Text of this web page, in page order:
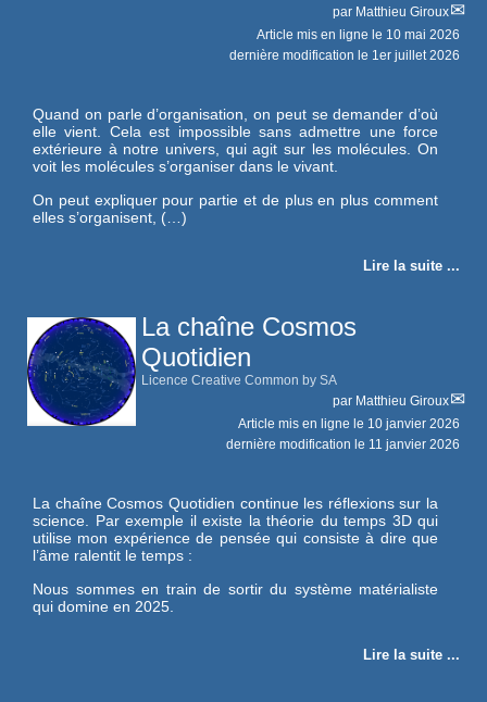
par Matthieu Giroux
Article mis en ligne le 10 mai 2026
dernière modification le 1er juillet 2026
Quand on parle d’organisation, on peut se demander d’où
elle vient. Cela est impossible sans admettre une force
extérieure à notre univers, qui agit sur les molécules. On
voit les molécules s’organiser dans le vivant.
On peut expliquer pour partie et de plus en plus comment
elles s’organisent, (…)
Lire la suite ...
La chaîne Cosmos
Quotidien
Licence Creative Common by SA
par Matthieu Giroux
Article mis en ligne le 10 janvier 2026
dernière modification le 11 janvier 2026
La chaîne Cosmos Quotidien continue les réflexions sur la
science. Par exemple il existe la théorie du temps 3D qui
utilise mon expérience de pensée qui consiste à dire que
l’âme ralentit le temps :
Nous sommes en train de sortir du système matérialiste
qui domine en 2025.
Lire la suite ...